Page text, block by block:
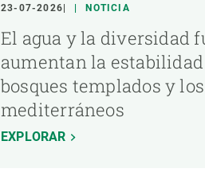
23-07-2026 NOTICIA
El agua y la diversidad
aumentan la
bosques templados y los
mediterráneos
EXPLORAR